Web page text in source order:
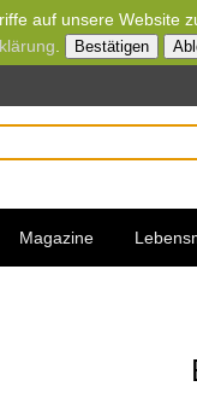
auf unsere
Bestätigen
Magazine